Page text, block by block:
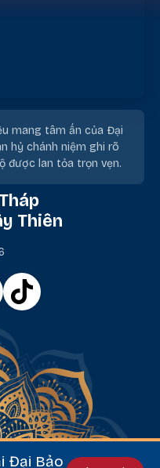
mang tâm ấn của Đại
hỷ chánh niệm ghi rõ
được lan tỏa trọn vẹn.
Thiên
Đại Bảo